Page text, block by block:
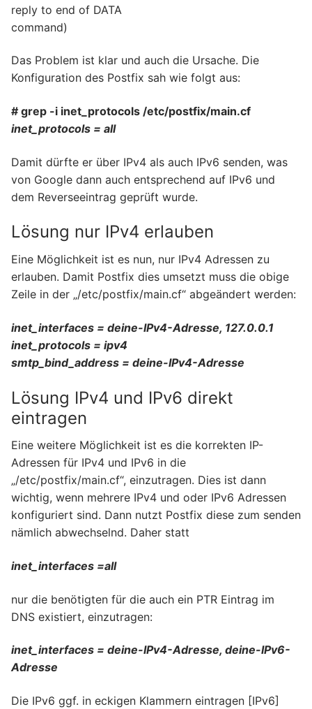
reply to end of DATA
command)
Das Problem ist klar und auch die Ursache. Die
Konfiguration des Postfix sah wie folgt aus:
# grep -i inet_protocols /etc/postfix/main.cf
inet_protocols = all
Damit dürfte er über IPv4 als auch IPv6 senden, was
von Google dann auch entsprechend auf IPv6 und
dem Reverseeintrag geprüft wurde.
Lösung nur IPv4 erlauben
Eine Möglichkeit ist es nun, nur IPv4 Adressen zu
erlauben. Damit Postfix dies umsetzt muss die obige
Zeile in der „/etc/postfix/main.cf“ abgeändert werden:
inet_interfaces = deine-IPv4-Adresse, 127.0.0.1
inet_protocols = ipv4
smtp_bind_address = deine-IPv4-Adresse
Lösung IPv4 und IPv6 direkt
eintragen
Eine weitere Möglichkeit ist es die korrekten IP-
Adressen für IPv4 und IPv6 in die
„/etc/postfix/main.cf“, einzutragen. Dies ist dann
wichtig, wenn mehrere IPv4 und oder IPv6 Adressen
konfiguriert sind. Dann nutzt Postfix diese zum senden
nämlich abwechselnd. Daher statt
inet_interfaces =all
nur die benötigten für die auch ein PTR Eintrag im
DNS existiert, einzutragen:
inet_interfaces = deine-IPv4-Adresse, deine-IPv6-
Adresse
Die IPv6 ggf. in eckigen Klammern eintragen [IPv6]